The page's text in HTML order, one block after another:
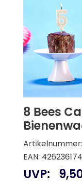
8 Bees
EAN:
UVP: